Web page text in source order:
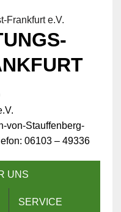
von-Stauffenberg-
06103 – 49336
UNS
SERVICE